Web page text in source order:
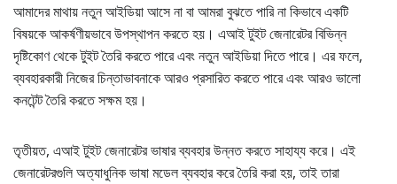
আমাদের মাথায় নতুন আইডিয়া আসে না বা আমরা বুঝতে পারি না কিভাবে একটি
বিষয়কে আকর্ষণীয়ভাবে উপস্থাপন করতে হয়। এআই টুইট জেনারেটর বিভিন্ন
দৃষ্টিকোণ থেকে টুইট তৈরি করতে পারে এবং নতুন আইডিয়া দিতে পারে। এর ফলে,
ব্যবহারকারী নিজের চিন্তাভাবনাকে আরও প্রসারিত করতে পারে এবং আরও ভালো
কনটেন্ট তৈরি করতে সক্ষম হয়।
তৃতীয়ত, এআই টুইট জেনারেটর ভাষার ব্যবহার উন্নত করতে সাহায্য করে। এই
জেনারেটরগুলি অত্যাধুনিক ভাষা মডেল ব্যবহার করে তৈরি করা হয়, তাই তারা